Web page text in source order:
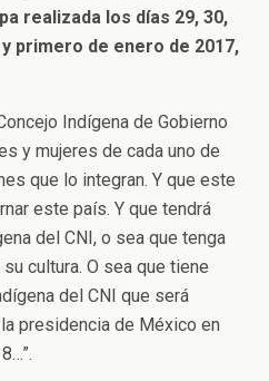
realizada los días 29, 30,
primero de enero de 2017,
Indígena de Gobierno
y mujeres de cada uno de
que lo integran. Y que este
este país. Y que tendrá
del CNI, o sea que tenga
cultura. O sea que tiene
del CNI que será
presidencia de México en